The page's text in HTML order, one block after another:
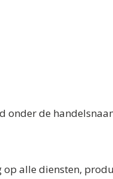
onder de
alle diensten,